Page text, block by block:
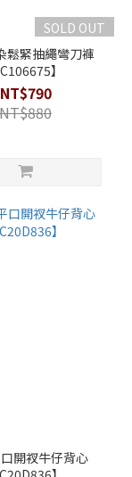
SOLD OUT
鬆緊抽繩彎刀褲
C106675】
NT$790
NT$880
開衩牛仔背心